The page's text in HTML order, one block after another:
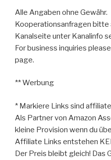
Alle Angaben ohne Gewähr.
Kooperationsanfragen bitte
Kanalseite unter Kanalinfo
For business inquiries
page.
** Werbung
* Markiere Links sind
Als Partner von Amazon
kleine Provision wenn du
Affiliate Links entstehen
Der Preis bleibt gleich! Das